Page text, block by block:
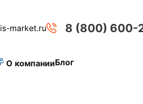
market.ru 8 (800) 600-
О компанииБлог